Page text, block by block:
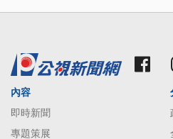
內容
即時新聞
專題策展